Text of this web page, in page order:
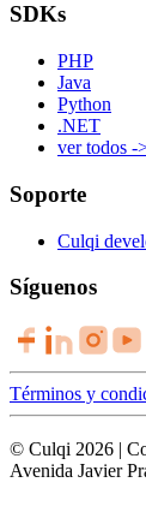
SDKs
PHP
Java
Python
.NET
ver todos -
Soporte
Culqi
Síguenos
Términos y
© Culqi 2026 |
Avenida Javier